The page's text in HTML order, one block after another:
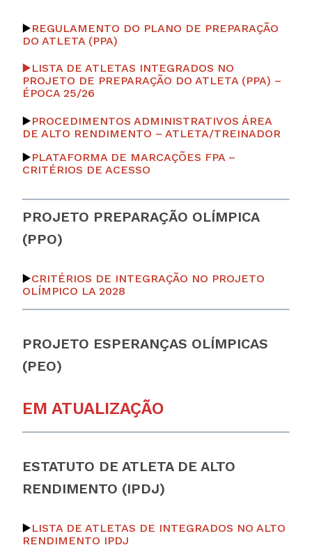
▶️REGULAMENTO DO PLANO DE PREPARAÇÃO
DO ATLETA (PPA)
▶️LISTA DE ATLETAS INTEGRADOS NO
PROJETO DE PREPARAÇÃO DO ATLETA (PPA) –
ÉPOCA 25/26
▶️PROCEDIMENTOS ADMINISTRATIVOS ÁREA
DE ALTO RENDIMENTO – ATLETA/TREINADOR
▶️PLATAFORMA DE MARCAÇÕES FPA –
CRITÉRIOS DE ACESSO
PROJETO PREPARAÇÃO OLÍMPICA
(PPO)
▶️CRITÉRIOS DE INTEGRAÇÃO NO PROJETO
OLÍMPICO LA 2028
PROJETO ESPERANÇAS OLÍMPICAS
(PEO)
EM ATUALIZAÇÃO
ESTATUTO DE ATLETA DE ALTO
RENDIMENTO (IPDJ)
▶️LISTA DE ATLETAS DE INTEGRADOS NO ALTO
RENDIMENTO IPDJ